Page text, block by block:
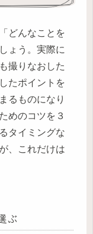
どんなことを
ょう。実際に
撮りなおした
たポイントを
るものになり
めのコツを３
タイミングな
、これだけは
ぶ